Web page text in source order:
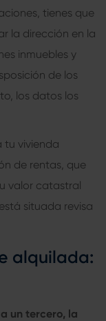
tienes que
la dirección en la
inmuebles y
de los
los datos los
tu vivienda
de rentas, que
valor catastral
situada revisa
alquilada:
un tercero, la